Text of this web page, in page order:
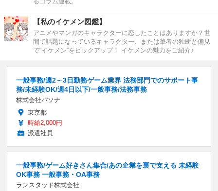
【私のイケメン図鑑】
アニメやマンガのキャラクターに恋したことはありますか？世
間で話題になっているキャラクター、または筆者の独断と偏見
で“イケメン”をピックアップ！ イケメンの魅力をご紹介♪
一般事務/週2～3日勤務ゲーム業界 法務部門でのサポート事
務/未経験OK/週4日以下/一般事務/法務事務
株式会社パソナ
東京都
時給2,000円
派遣社員
一般事務/ゲーム好きさん集合/あの企業を裏で支える 未経験
OK事務 一般事務・OA事務
ランスタッド株式会社